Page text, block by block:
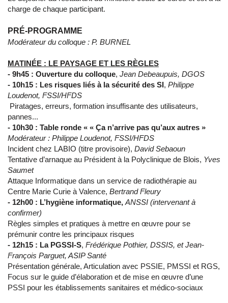
charge de chaque participant.
PRÉ-PROGRAMME
Modérateur du colloque : P. BURNEL
MATINÉE : LE PAYSAGE ET LES RÈGLES
- 9h45 : Ouverture du colloque, Jean Debeaupuis, DGOS
- 10h15 : Les risques liés à la sécurité des SI, Philippe
Loudenot, FSSI/HFDS
Piratages, erreurs, formation insuffisante des utilisateurs,
pannes...
- 10h30 : Table ronde « « Ça n’arrive pas qu’aux autres »
Modérateur : Philippe Loudenot, FSSI/HFDS
Incident chez LABIO (titre provisoire), David Sebaoun
Tentative d’arnaque au Président à la Polyclinique de Blois, Yves
Saumet
Attaque Informatique dans un service de radiothérapie au
Centre Marie Curie à Valence, Bertrand Fleury
- 12h00 : L’hygiène informatique, ANSSI (intervenant à
confirmer)
Règles simples et pratiques à mettre en œuvre pour se
prémunir contre les principaux risques
- 12h15 : La PGSSI-S, Frédérique Pothier, DSSIS, et Jean-
François Parguet, ASIP Santé
Présentation générale, Articulation avec PSSIE, PMSSI et RGS,
Focus sur le guide d’élaboration et de mise en œuvre d’une
PSSI pour les établissements sanitaires et médico-sociaux